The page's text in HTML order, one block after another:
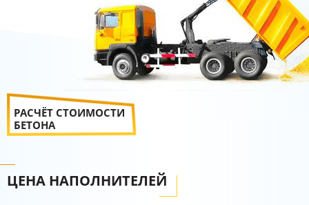
РАСЧЁТ СТОИМОСТИ
БЕТОНА
ЦЕНА НАПОЛНИТЕЛЕЙ